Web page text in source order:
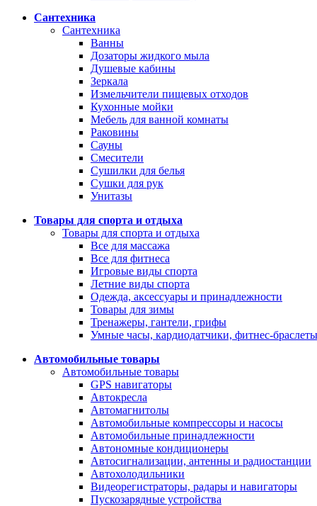
Сантехника
Сантехника
Ванны
Дозаторы жидкого мыла
Душевые кабины
Зеркала
Измельчители пищевых отходов
Кухонные мойки
Мебель для ванной комнаты
Раковины
Сауны
Смесители
Сушилки для белья
Сушки для рук
Унитазы
Товары для спорта и отдыха
Товары для спорта и отдыха
Все для массажа
Все для фитнеса
Игровые виды спорта
Летние виды спорта
Одежда, аксессуары и принадлежности
Товары для зимы
Тренажеры, гантели, грифы
Умные часы, кардиодатчики, фитнес-браслеты
Автомобильные товары
Автомобильные товары
GPS навигаторы
Автокресла
Автомагнитолы
Автомобильные компрессоры и насосы
Автомобильные принадлежности
Автономные кондиционеры
Автосигнализации, антенны и радиостанции
Автохолодильники
Видеорегистраторы, радары и навигаторы
Пускозарядные устройства